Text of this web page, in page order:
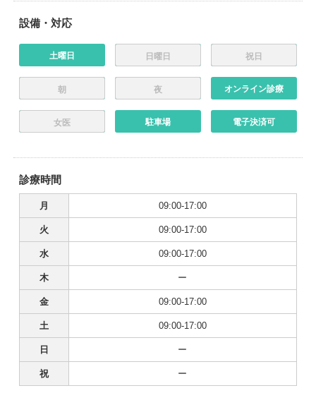
設備・対応
土曜日 日曜日 祝日
朝 夜 オンライン診療
女医 駐車場 電子決済可
診療時間
月 09:00-17:00
火 09:00-17:00
水 09:00-17:00
木 ー
金 09:00-17:00
土 09:00-17:00
日 ー
祝 ー